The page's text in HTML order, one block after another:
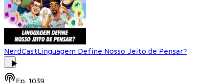
NerdCastLinguagem Define Nosso Jeito de Pensar?
Ep. 1039